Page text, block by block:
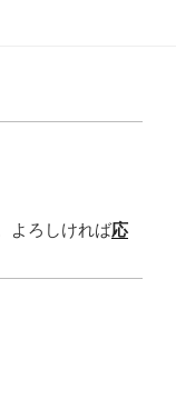
よろしければ応